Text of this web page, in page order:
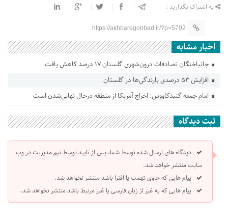
به اشتراک بگذارید :
https://akhbaregonbad.ir/?p=5702
اخبار مشابه
جانباختگان تصادفات درون‌شهری گلستان ۱۷ درصد کاهش یافت
افزایش ۵۳ درصدی بارندگی‌ها در گلستان
امام جمعه گنبدکاووس: اخراج آمریکا از منطقه درحال نهایی‌شدن است
ثبت دیدگاه
دیدگاه های ارسال شده توسط شما، پس از تایید توسط تیم مدیریت در وب
سایت منتشر خواهد شد.
پیام هایی که حاوی تهمت یا افترا باشد منتشر نخواهد شد.
پیام هایی که به غیر از زبان فارسی یا غیر مرتبط باشد منتشر نخواهد شد.